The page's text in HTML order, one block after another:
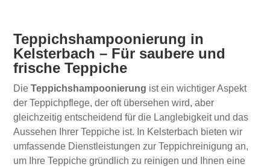
Teppichshampoonierung in
Kelsterbach – Für saubere und
frische Teppiche
DieTeppichshampoonierung ist ein wichtiger Aspekt
der Teppichpflege, der oft übersehen wird, aber
gleichzeitig entscheidend für die Langlebigkeit und das
Aussehen Ihrer Teppiche ist. In Kelsterbach bieten wir
umfassende Dienstleistungen zur Teppichreinigung an,
um Ihre Teppiche gründlich zu reinigen und Ihnen eine